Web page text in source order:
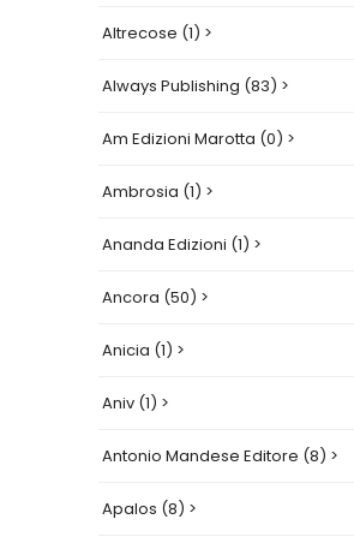
Altrecose (1) >
Always Publishing (83) >
Am Edizioni Marotta (0) >
Ambrosia (1) >
Ananda Edizioni (1) >
Ancora (50) >
Anicia (1) >
Aniv (1) >
Antonio Mandese Editore (8) >
Apalos (8) >